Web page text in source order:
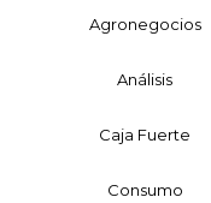
Agronegocios
Análisis
Caja Fuerte
Consumo